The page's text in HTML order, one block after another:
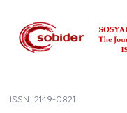
ISSN: 2149-0821